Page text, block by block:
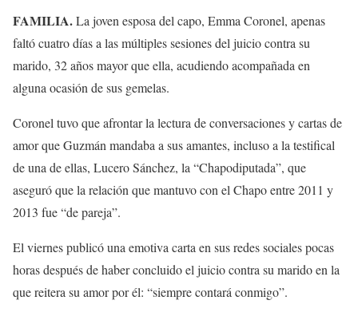
FAMILIA.La joven esposa del capo, Emma Coronel, apenas
faltó cuatro días a las múltiples sesiones del juicio contra su
marido, 32 años mayor que ella, acudiendo acompañada en
alguna ocasión de sus gemelas.
Coronel tuvo que afrontar la lectura de conversaciones y cartas de
amor que Guzmán mandaba a sus amantes, incluso a la testifical
de una de ellas, Lucero Sánchez, la “Chapodiputada”, que
aseguró que la relación que mantuvo con el Chapo entre 2011 y
2013 fue “de pareja”.
El viernes publicó una emotiva carta en sus redes sociales pocas
horas después de haber concluido el juicio contra su marido en la
que reitera su amor por él: “siempre contará conmigo”.